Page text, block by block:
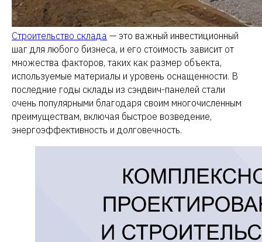
Строительство склада — это важный инвестиционный
шаг для любого бизнеса, и его стоимость зависит от
множества факторов, таких как размер объекта,
используемые материалы и уровень оснащенности. В
последние годы склады из сэндвич-панелей стали
очень популярными благодаря своим многочисленным
преимуществам, включая быстрое возведение,
энергоэффективность и долговечность.